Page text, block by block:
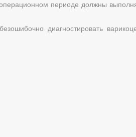
периоде должны
диагностировать